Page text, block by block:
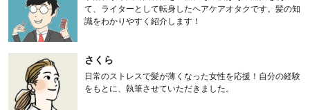
て、ライターとして転身したヘアケアオタクです。髪の知
識をわかりやすく紹介します！
さくら
日常のストレスで髪が薄くなった女性を応援！自分の経験
をもとに、執筆させていただきました。